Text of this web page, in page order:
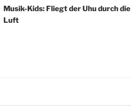
Beitrag
Musik-Kids: Fliegt der Uhu durch die
Luft